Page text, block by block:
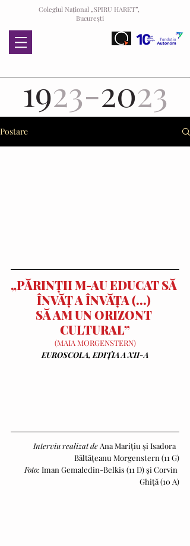
Colegiul Național „SPIRU HARET”,
București
1923-2023
Postare
„PĂRINȚII M-AU EDUCAT SĂ
ÎNVĂȚ A ÎNVĂȚA (...)
SĂ AM UN ORIZONT
CULTURAL”
(MAIA MORGENSTERN)
EUROSCOLA, EDIȚIA A XII-A
Interviu realizat de Ana Marițiu și Isadora
Băltățeanu Morgenstern (11 G)
Foto: Iman Gemaledin-Belkis (11 D) și Corvin
Ghiță (10 A)